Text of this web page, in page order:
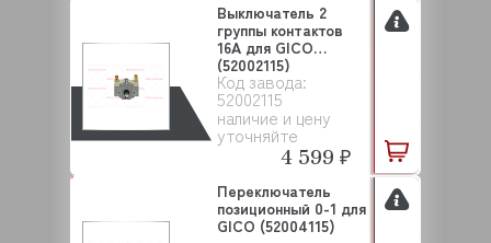
Код завода:
52002115
наличие и цену
уточняйте
Выключатель 2
группы контактов
16А для GICO
(52002115)
4 599 ₽
Переключатель
позиционный 0-1 для
GICO (52004115)